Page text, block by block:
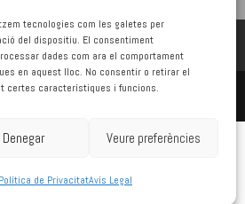
tecnologies com les galetes per
del dispositiu. El consentiment
dades com ara el comportament
en aquest lloc. No consentir o retirar el
certes característiques i funcions.
Denegar Veure preferències
Política de PrivacitatAvís Legal